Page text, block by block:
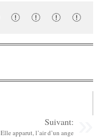
Suivant:
Elle apparut, l’air d’un ange